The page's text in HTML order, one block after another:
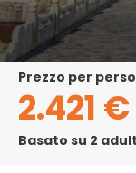
Prezzo per
2.421 €
Basato su 2